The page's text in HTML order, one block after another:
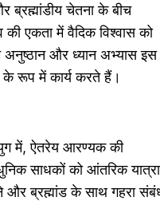
ब्रह्मांडीय चेतना के बीच
एकता में वैदिक विश्वास को
अनुष्ठान और ध्यान अभ्यास इस
के रूप में कार्य करते हैं।
युग में, ऐतरेय आरण्यक की
साधकों को आंतरिक यात्रा
ब्रह्मांड के साथ गहरा